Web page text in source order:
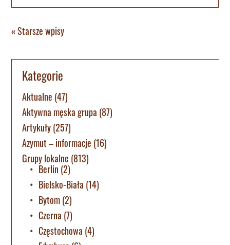
« Starsze wpisy
Kategorie
Aktualne (47)
Aktywna męska grupa (87)
Artykuły(257)
Azymut – informacje (16)
Grupy lokalne (813)
Berlin (2)
Bielsko-Biała (14)
Bytom(2)
Czerna (7)
Częstochowa (4)